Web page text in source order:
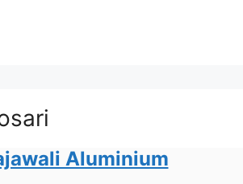
Aluminium